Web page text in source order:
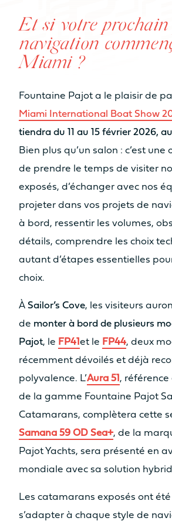
Et si votre prochain
navigation
Miami ?
Fountaine Pajot a le plaisir de
Miami International Boat Show
tiendra du 11 au 15 février 2026,
Bien plus qu’un salon : c’est une
de prendre le temps de visiter
exposés, d’échanger avec nos
projeter dans vos projets de
à bord, ressentir les volumes,
détails, comprendre les choix
autant d’étapes essentielles
choix.
À Sailor’s Cove, les visiteurs
de monter à bord de plusieurs
Pajot, le FP41et le FP44, deux
récemment dévoilés et déjà
polyvalence. L’Aura 51 ,
de la gamme Fountaine Pajot
Catamarans, complètera cette
Samana 59 OD Sea+, de la
Pajot Yachts, sera présenté en
mondiale avec sa solution
Les catamarans exposés ont
s’adapter à chaque style de
De 6 à 8
couchages
De 6 à
NOMBRE DE SALLES
NOMBRE DE PAX CAT A
8 10
NOMBRE DE PAX CAT D
20 22
MOTORISATION
MOTORISATION
2 x 20cv
MOTORISATION
2 x 40cv 2 x
MOTORISATION
2 x 25 kW /
INFORMATIONS
TECHNIQUES
LONGUEUR DE COQUE
LARGEUR HORS TOUT